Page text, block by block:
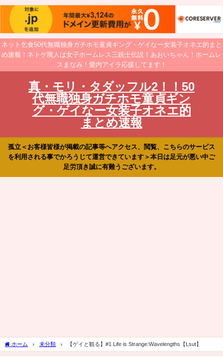
ネット乞食50代無職独身ガチホモ童貞ギング・ゲイなー女装子オネエ的まと
め速報！ネトゲ廃人は女子ホームレス三銃士伝説！あおいちゃん！ホームレ
スまなみ！愛内アイラ応援してます！
真・モリ・タダッフル2！！50
代無職独身ガチホモ童貞ギン
グ・ゲイなー女装子オネエ的
まとめ速報
孤立＜お客様皆様が掲載の記事等へアクセス、閲覧、こちらのサービス
を利用される事でかろうじて運営できています＞本日は足元が悪い中ご
足労頂き誠に有難うございます。
ホーム 未分類 【ゲイと観る】#1 Life is Strange:Wavelengths【Lsut】